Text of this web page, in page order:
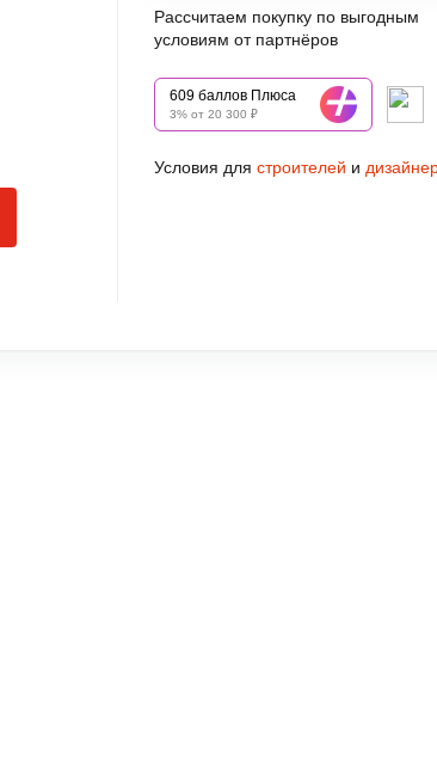
Рассчитаем покупку по выгодным
условиям от партнёров
609 баллов Плюса
3% от 20 300 ₽
Условия для строителей и